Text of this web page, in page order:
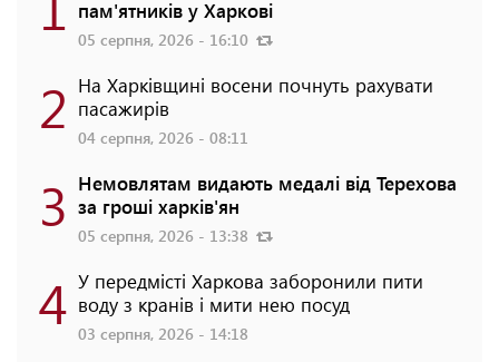
пам'ятників у Харкові
05 серпня, 2026 - 16:10
2 На Харківщині восени почнуть рахувати
пасажирів
04 серпня, 2026 - 08:11
3 Немовлятам видають медалі від Терехова
за гроші харків'ян
05 серпня, 2026 - 13:38
4 У передмісті Харкова заборонили пити
воду з кранів і мити нею посуд
03 серпня, 2026 - 14:18